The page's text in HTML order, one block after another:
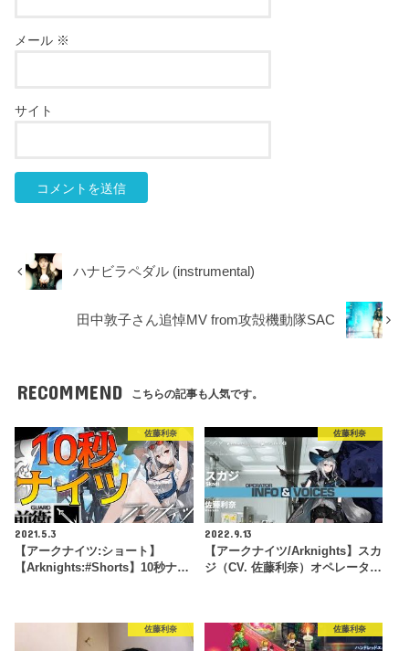
メール ※
サイト
ハナビラペダル (instrumental)
田中敦子さん追悼MV from攻殻機動隊SAC
RECOMMEND こちらの記事も人気です。
佐藤利奈
2021.5.3
【アークナイツ:ショート】
【Arknights:#Shorts】10秒ナ…
佐藤利奈
2022.9.13
【アークナイツ/Arknights】スカ
ジ（CV. 佐藤利奈）オペレータ…
佐藤利奈 佐藤利奈